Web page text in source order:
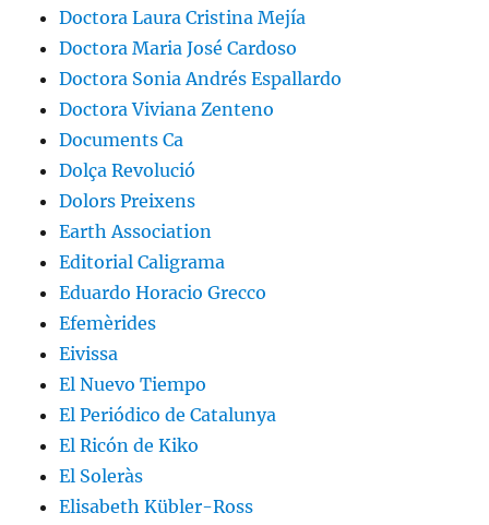
Doctora Laura Cristina Mejía
Doctora Maria José Cardoso
Doctora Sonia Andrés Espallardo
Doctora Viviana Zenteno
Documents Ca
Dolça Revolució
Dolors Preixens
Earth Association
Editorial Caligrama
Eduardo Horacio Grecco
Efemèrides
Eivissa
El Nuevo Tiempo
El Periódico de Catalunya
El Ricón de Kiko
El Soleràs
Elisabeth Kübler-Ross